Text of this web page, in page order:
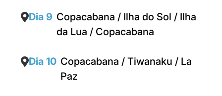
Dia 9 Copacabana / Ilha do Sol / Ilha
da Lua / Copacabana
Dia 10 Copacabana / Tiwanaku / La
Paz